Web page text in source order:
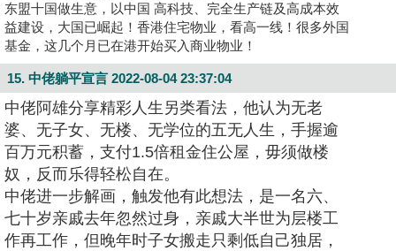
东盟十国做生意，以中国 高科技、完全生产链及高成本效
益建设，大国已崛起！香港住宅物业，看高一线！很多外国
基金，这几个月已在港开始买入商业物业！
15. 中佬躺平宣言 2022-08-04 23:37:04
中佬阿雄分享精彩人生另类看法，他认为无老
婆、无子女、无楼、无学位的五无人生，手握逾
百万元积蓄，支付1.5倍租金住公屋，毋须做楼
奴，反而乐得轻松自在。
中佬进一步解画，触发他有此想法，是一名六、
七十岁亲戚去年忽然过身，亲戚大半世为层楼工
作再工作，但晚年时子女搬走只剩低自己独居，